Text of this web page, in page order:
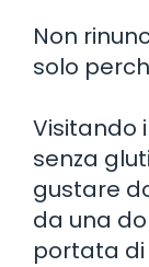
Non
solo
Visitando
senza
gustare
da una
portata di